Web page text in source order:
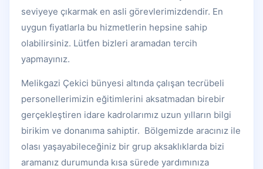
seviyeye çıkarmak en asli görevlerimizdendir. En
uygun fiyatlarla bu hizmetlerin hepsine sahip
olabilirsiniz. Lütfen bizleri aramadan tercih
yapmayınız.
Melikgazi Çekici bünyesi altında çalışan tecrübeli
personellerimizin eğitimlerini aksatmadan birebir
gerçekleştiren idare kadrolarımız uzun yılların bilgi
birikim ve donanıma sahiptir. Bölgemizde aracınız ile
olası yaşayabileceğiniz bir grup aksaklıklarda bizi
aramanız durumunda kısa sürede yardımınıza